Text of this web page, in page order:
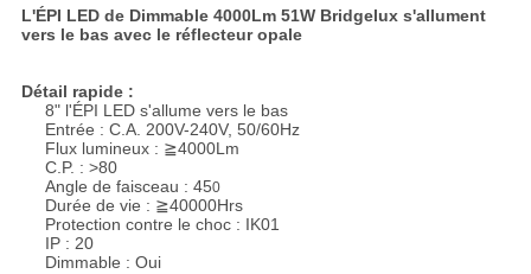
L'ÉPI LED de Dimmable 4000Lm 51W Bridgelux s'allument
vers le bas avec le réflecteur opale
Détail rapide :
8" l'ÉPI LED s'allume vers le bas
Entrée : C.A. 200V-240V, 50/60Hz
Flux lumineux : ≧4000Lm
C.P. : >80
Angle de faisceau : 450
Durée de vie : ≧40000Hrs
Protection contre le choc : IK01
IP : 20
Dimmable : Oui